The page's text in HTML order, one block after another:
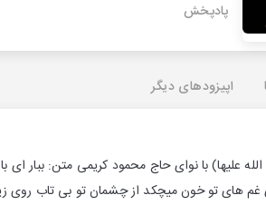
پادپخش
اپیزودهای دیگر
علیها) با نوای حاج محمود کریمی متن: ببار ای‌
غم های تو خون میچکد از چشمان تو بی تاب روی